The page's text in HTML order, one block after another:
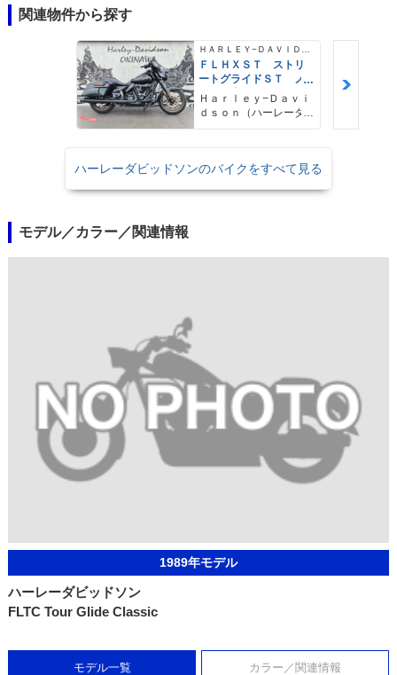
関連物件から探す
ＦＬＨＸＳＴ ストリ
ートグライドＳＴ ノ
ーマル車両 ＡＢＳ
クルーズコントロー
ル セキュリティーシ
Ｈａｒｌｅｙ−Ｄａｖｉ
ｄｓｏｎ（ハーレーダ
ハーレーダビッドソンのバイクをすべて見る
モデル／カラー／関連情報
1989年モデル
ハーレーダビッドソン
FLTC Tour Glide Classic
モデル一覧 カラー／関連情報